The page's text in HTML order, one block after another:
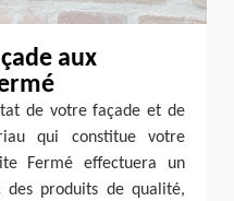
aux
de votre façade et de
qui constitue votre
Fermé effectuera un
des produits de qualité,